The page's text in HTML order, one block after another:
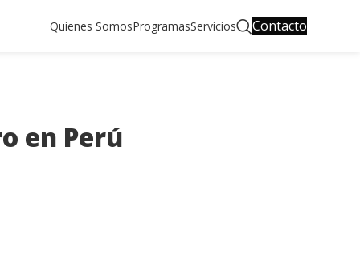
Quienes SomosProgramasServicios Contacto
en Perú